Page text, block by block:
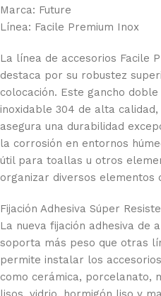
Marca: Future
Línea: Facile Premium Inox
La línea de accesorios Facile
destaca por su robustez
colocación. Este gancho
inoxidable 304 de alta
asegura una durabilidad
la corrosión en entornos
útil para toallas u otros
organizar diversos elementos
Fijación Adhesiva Súper
La nueva fijación adhesiva de
soporta más peso que otras
permite instalar los
como cerámica, porcelanato,